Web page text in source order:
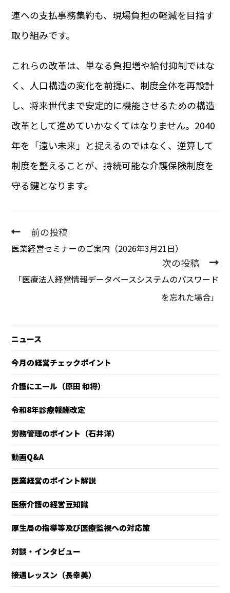
連への支払事務集約も、現場負担の軽減を目指す
取り組みです。
これらの改革は、単なる負担増や給付抑制ではな
く、人口構造の変化を前提に、制度全体を再設計
し、将来世代まで安定的に機能させるための構造
改革として進めていかなくてはなりません。2040
年を「遠い未来」と捉えるのではなく、逆算して
制度を整えることが、持続可能な介護保険制度を
守る鍵となります。
前の投稿
医業経営セミナーのご案内（2026年3月21日）
次の投稿
「医療法人経営情報データベースシステムのパスワード
を忘れた場合」
ニュース
今月の経営チェックポイント
介護にエール（原田 和将）
令和8年診療報酬改定
労務管理のポイント（石井洋）
動画Q&A
医業経営のポイント解説
医療介護の経営豆知識
厚生局の指導等及び医療監視への対応策
対談・インタビュー
接遇レッスン（長幸美）